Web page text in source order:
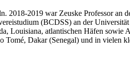
2018-2019 war Zeuske Professor an
(BCDSS) an der
Louisiana, atlantischen Häfen sowie
Dakar (Senegal) und in vielen